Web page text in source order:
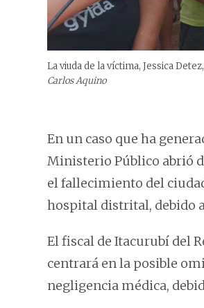
La viuda de la víctima, Jessica
Carlos Aquino
En un caso que ha
Ministerio Público abrió
el fallecimiento del
hospital distrital, debido
El fiscal de Itacurubí del
centrará en la posible
negligencia médica,